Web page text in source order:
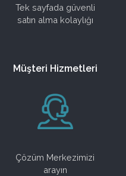
Tek sayfada güvenli
satın alma kolaylığı
Müşteri Hizmetleri
Çözüm Merkezimizi
arayın